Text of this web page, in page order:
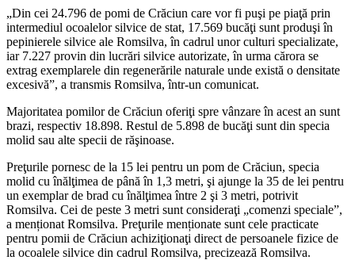
„Din cei 24.796 de pomi de Crăciun care vor fi puşi pe piaţă prin
intermediul ocoalelor silvice de stat, 17.569 bucăţi sunt produşi în
pepinierele silvice ale Romsilva, în cadrul unor culturi specializate,
iar 7.227 provin din lucrări silvice autorizate, în urma cărora se
extrag exemplarele din regenerările naturale unde există o densitate
excesivă”, a transmis Romsilva, într-un comunicat.
Majoritatea pomilor de Crăciun oferiţi spre vânzare în acest an sunt
brazi, respectiv 18.898. Restul de 5.898 de bucăţi sunt din specia
molid sau alte specii de răşinoase.
Preţurile pornesc de la 15 lei pentru un pom de Crăciun, specia
molid cu înălţimea de până în 1,3 metri, şi ajunge la 35 de lei pentru
un exemplar de brad cu înălţimea între 2 şi 3 metri, potrivit
Romsilva. Cei de peste 3 metri sunt consideraţi „comenzi speciale”,
a menționat Romsilva. Preţurile menționate sunt cele practicate
pentru pomii de Crăciun achiziţionaţi direct de persoanele fizice de
la ocoalele silvice din cadrul Romsilva, precizează Romsilva.